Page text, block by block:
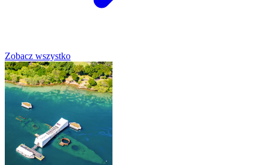
Zobacz wszystko